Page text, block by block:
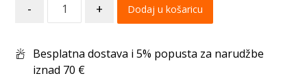
- + Dodaj u košaricu
Besplatna dostava i 5% popusta za narudžbe
iznad 70 €